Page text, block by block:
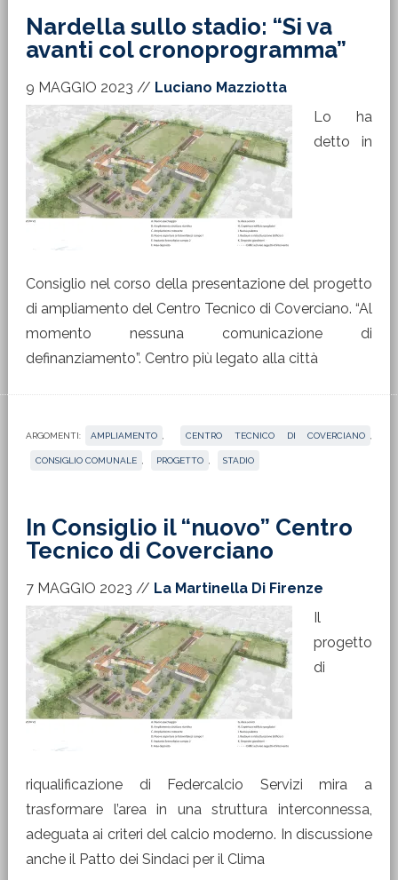
Nardella sullo stadio: “Si va
avanti col cronoprogramma”
9 MAGGIO 2023 // Luciano Mazziotta
Lo ha
detto in
Consiglio nel corso della presentazione del progetto
di ampliamento del Centro Tecnico di Coverciano. “Al
momento nessuna comunicazione di
definanziamento”. Centro più legato alla città
ARGOMENTI: AMPLIAMENTO CENTRO TECNICO DI COVERCIANO
CONSIGLIO COMUNALE PROGETTO STADIO
In Consiglio il “nuovo” Centro
Tecnico di Coverciano
7 MAGGIO 2023 // La Martinella Di Firenze
Il
progetto
di
riqualificazione di Federcalcio Servizi mira a
trasformare l’area in una struttura interconnessa,
adeguata ai criteri del calcio moderno. In discussione
anche il Patto dei Sindaci per il Clima